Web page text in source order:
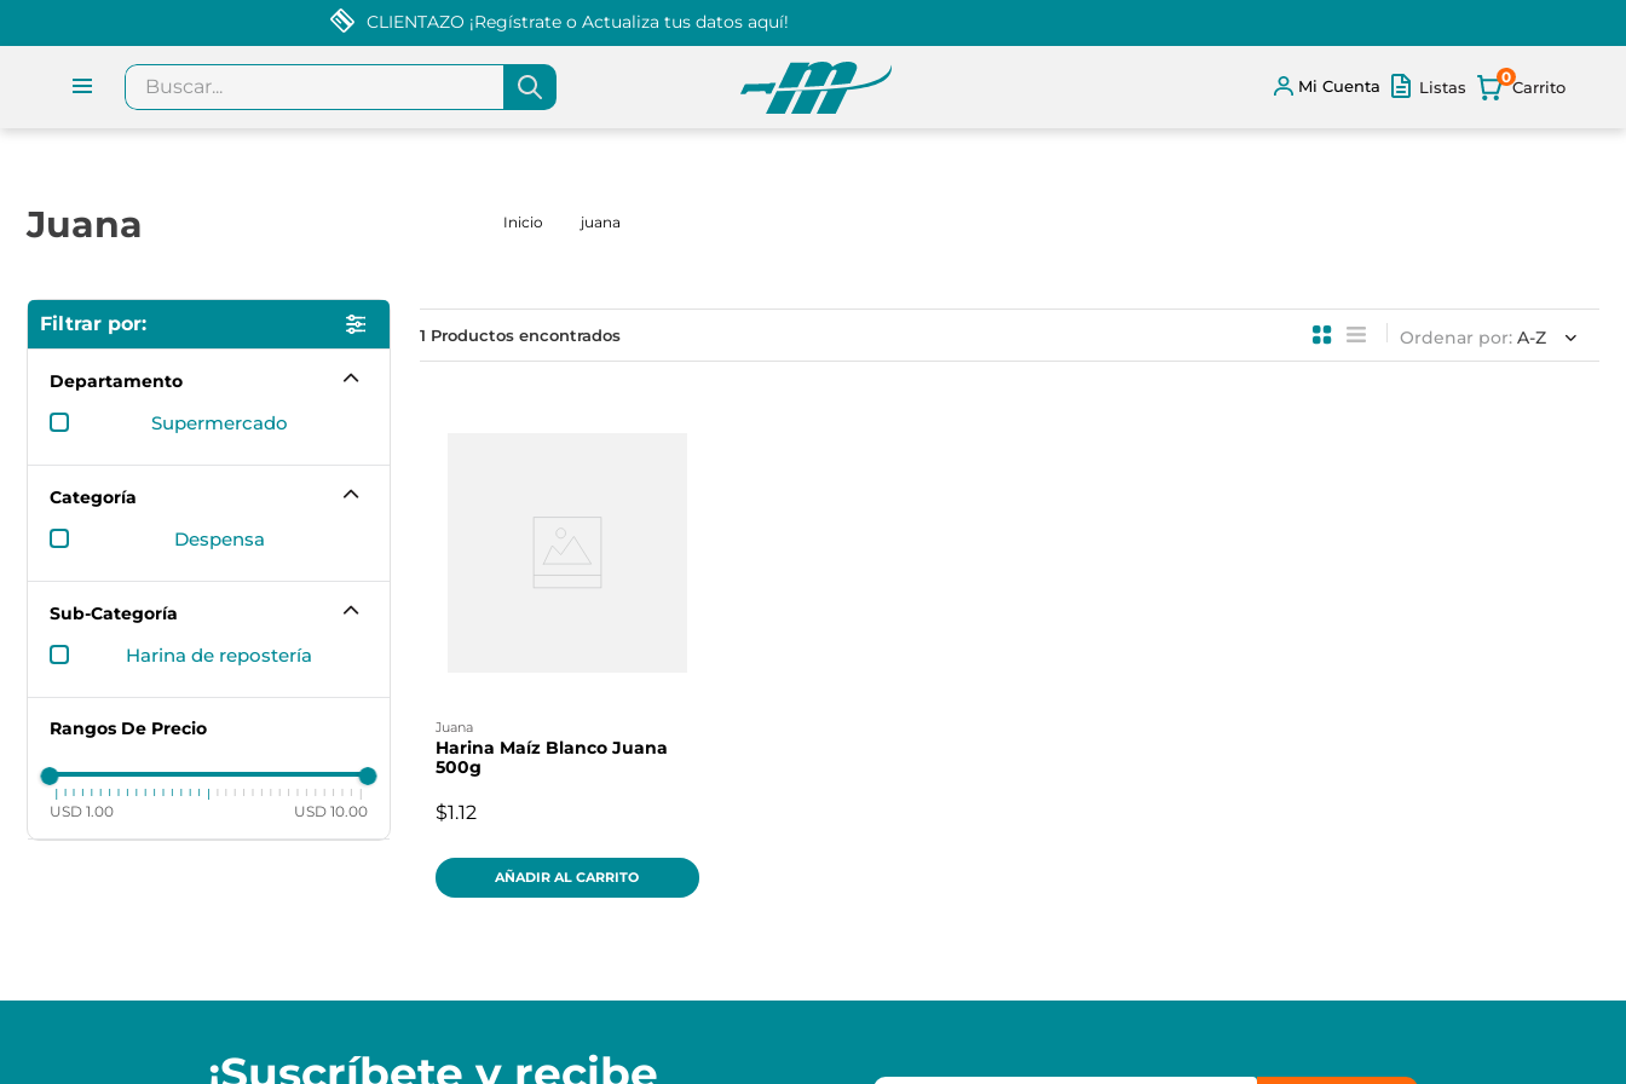
CLIENTAZO ¡Regístrate o Actualiza tus datos aquí!
Buscar...
Mi Cuenta Listas
0
Juana juana
Departamento
supermercado
Categoría
despensa
Sub-Categoría
harina de repostería
Rangos De Precio
USD 1.00 USD 10.00
1 Ordenar por A-Z
juana
Harina Maíz Blanco Juana
500g
$1.12
AÑADIR AL CARRITO
¡Suscríbete y recibe